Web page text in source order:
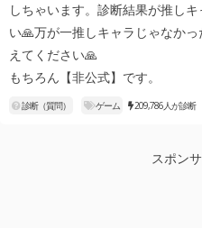
しちゃいます。診断結果が推し
い🙏万が一推しキャラじゃなか
えてください🙏
もちろん【非公式】です。
診断（質問） ゲーム 209,786人が診断
スポン